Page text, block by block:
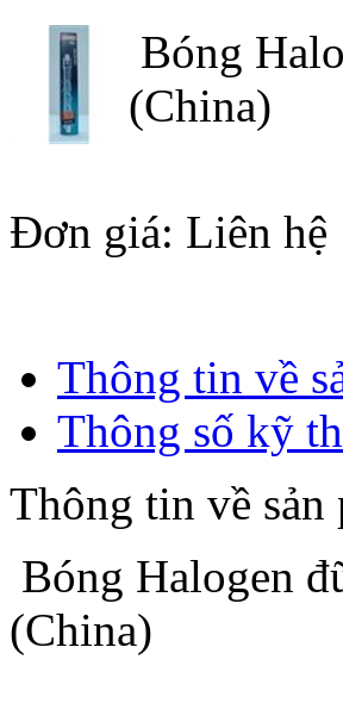
Bóng
(China)
Đơn giá: Liên hệ
Thông tin về
Thông số kỹ
Thông tin về sản
Bóng Halogen
(China)